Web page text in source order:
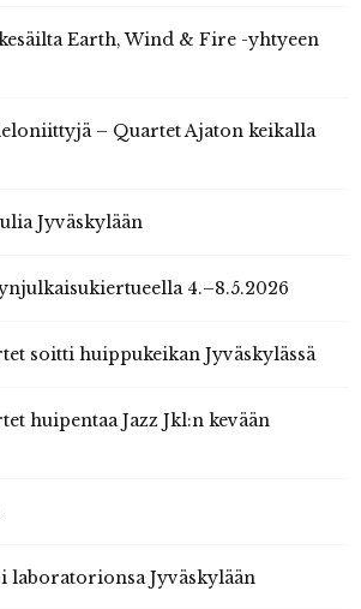
Earth, Wind & Fire -yhtyeen
– Quartet Ajaton keikalla
Jyväskylään
4.–8.5.2026
soitti huippukeikan Jyväskylässä
huipentaa Jazz Jkl:n kevään
laboratorionsa Jyväskylään